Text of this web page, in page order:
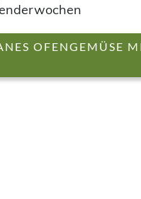
OFENGEMÜSE